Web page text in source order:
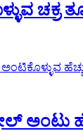
ಚಕ್ರ
ಅಂಟು